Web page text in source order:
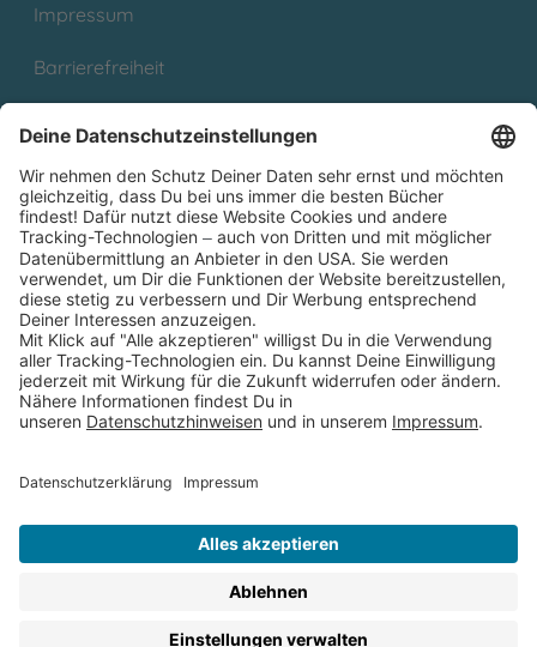
Impressum
Barrierefreiheit
Partnerprogramm (Affiliate)
Folge uns auf
* Versandkostenfrei ab 9,00 € Bestellwert innerhalb
Deutschlands
** Lieferzeit 1-3 Werktage innerhalb Deutschlands
Thienemann-Esslinger Verlag GmbH, Blumenstraße 36, D-70182